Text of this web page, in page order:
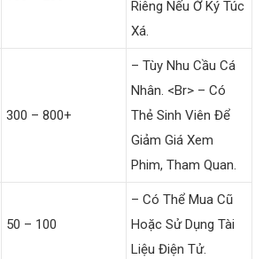
Riêng Nếu Ở Ký Túc
Xá.
300 – 800+
– Tùy Nhu Cầu Cá
Nhân. <br> – Có
Thẻ Sinh Viên Để
Giảm Giá Xem
Phim, Tham Quan.
50 – 100
– Có Thể Mua Cũ
Hoặc Sử Dụng Tài
Liệu Điện Tử.